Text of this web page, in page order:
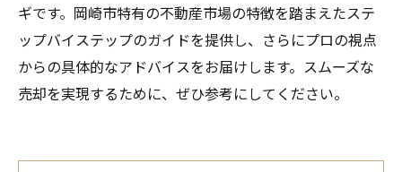
ギです。岡崎市特有の不動産市場の特徴を踏まえたステ
ップバイステップのガイドを提供し、さらにプロの視点
からの具体的なアドバイスをお届けします。スムーズな
売却を実現するために、ぜひ参考にしてください。